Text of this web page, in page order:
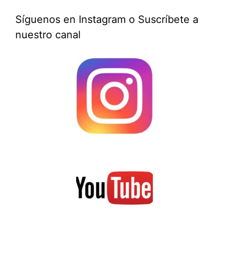
Síguenos en Instagram o Suscríbete a
nuestro canal